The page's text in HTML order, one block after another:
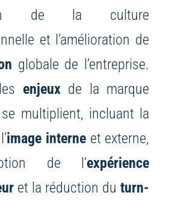
de la culture
et l’amélioration de
globale de l’entreprise.
enjeuxde la marque
multiplient, incluant la
image interne et externe,
de l’expérience
et la réduction duturn-